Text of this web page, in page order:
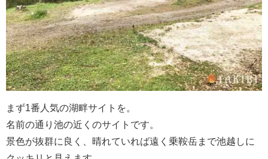
まず1番人気の湖畔サイトを。
名前の通り池の近くのサイトです。
景色が抜群に良く、晴れていれば遠く乗鞍岳まで池越しに